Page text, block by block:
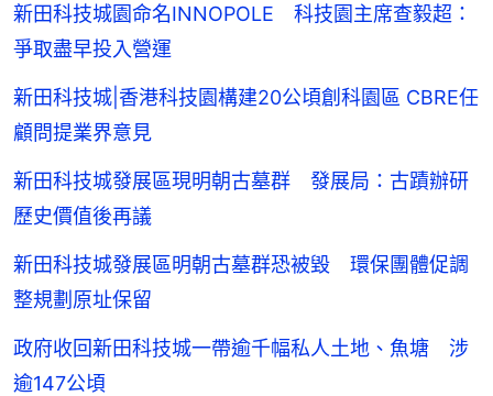
新田科技城園命名INNOPOLE 科技園主席查毅超：
爭取盡早投入營運
新田科技城|香港科技園構建20公頃創科園區 CBRE任
顧問提業界意見
新田科技城發展區現明朝古墓群 發展局：古蹟辦研
歷史價值後再議
新田科技城發展區明朝古墓群恐被毀 環保團體促調
整規劃原址保留
政府收回新田科技城一帶逾千幅私人土地、魚塘 涉
逾147公頃